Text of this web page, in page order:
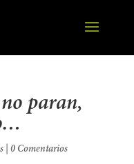
paran,
| 0 Comentarios